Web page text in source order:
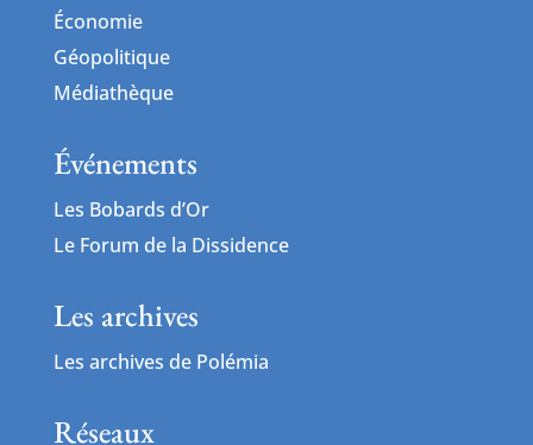
Économie
Géopolitique
Médiathèque
Événements
Les Bobards d’Or
Le Forum de la Dissidence
Les archives
Les archives de Polémia
Réseaux